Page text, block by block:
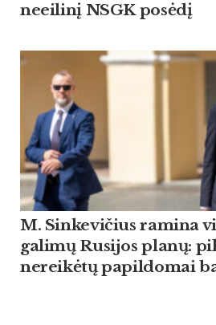
neeilinį NSGK posėdį
M. Sinkevičius ramina
galimų Rusijos planų:
nereikėtų papildomai